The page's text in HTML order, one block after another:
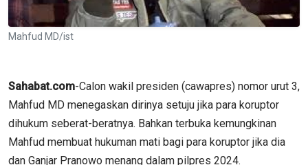
Mahfud MD/ist
Sahabat.com-Calon wakil presiden (cawapres) nomor urut 3,
Mahfud MD menegaskan dirinya setuju jika para koruptor
dihukum seberat-beratnya. Bahkan terbuka kemungkinan
Mahfud membuat hukuman mati bagi para koruptor jika dia
dan Ganjar Pranowo menang dalam pilpres 2024.